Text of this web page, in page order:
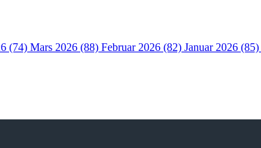
(74) Mars 2026 (88) Februar 2026 (82) Januar 2026 (85)